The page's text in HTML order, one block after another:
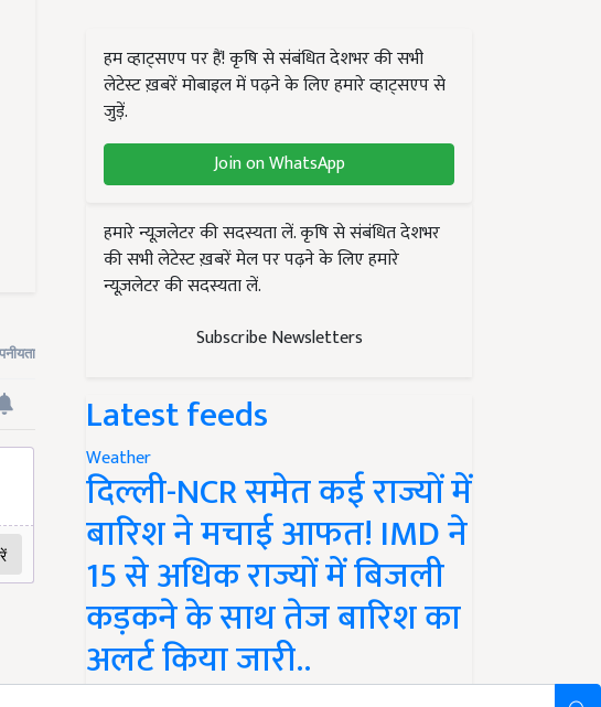
हम व्हाट्सएप पर हैं! कृषि से संबंधित देशभर की सभी
लेटेस्ट ख़बरें मोबाइल में पढ़ने के लिए हमारे व्हाट्सएप से
जुड़ें.
Join on WhatsApp
हमारे न्यूज़लेटर की सदस्यता लें. कृषि से संबंधित देशभर
की सभी लेटेस्ट ख़बरें मेल पर पढ़ने के लिए हमारे
न्यूज़लेटर की सदस्यता लें.
Subscribe Newsletters
Latest feeds
Weather
दिल्ली-NCR समेत कई राज्यों में
बारिश ने मचाई आफत! IMD ने
15 से अधिक राज्यों में बिजली
कड़कने के साथ तेज बारिश का
अलर्ट किया जारी..